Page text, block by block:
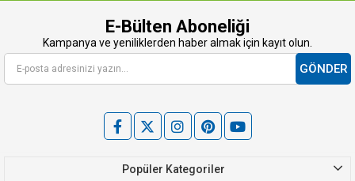
E-Bülten Aboneliği
Kampanya ve yeniliklerden haber almak için kayıt olun.
GÖNDER
Popüler Kategoriler